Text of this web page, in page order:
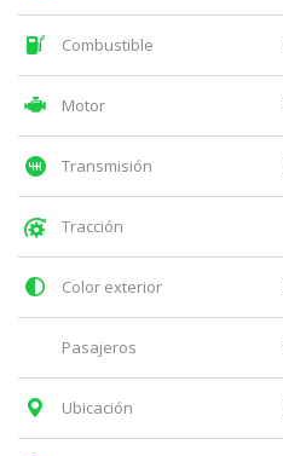
Combustible
Motor
Transmisión
Tracción
Color exterior
Pasajeros
Ubicación